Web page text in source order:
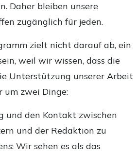
Daher bleiben unsere
zugänglich für jeden.
zielt nicht darauf ab, ein
weil wir wissen, dass die
Unterstützung unserer Arbeit
um zwei Dinge:
und den Kontakt zwischen
und der Redaktion zu
Wir sehen es als das